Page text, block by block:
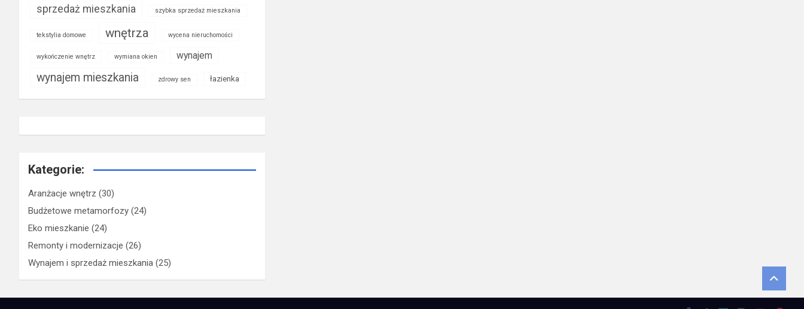
sprzedaż mieszkania szybka sprzedaż mieszkania
tekstylia domowe wnętrza wycena nieruchomości
wykończenie wnętrz wymiana okien wynajem
wynajem mieszkania zdrowy sen łazienka
Kategorie:
Aranżacje wnętrz (30)
Budżetowe metamorfozy (24)
Eko mieszkanie (24)
Remonty i modernizacje (26)
Wynajem i sprzedaż mieszkania (25)